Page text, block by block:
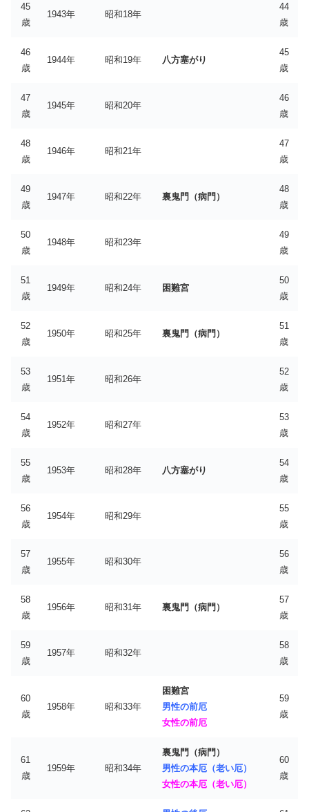
45
歳
1943年 昭和18年
44
歳
46
歳
1944年 昭和19年 八方塞がり
45
歳
47
歳
1945年 昭和20年
46
歳
48
歳
1946年 昭和21年
47
歳
49
歳
1947年 昭和22年 裏鬼門（病門）
48
歳
50
歳
1948年 昭和23年
49
歳
51
歳
1949年 昭和24年 困難宮
50
歳
52
歳
1950年 昭和25年 裏鬼門（病門）
51
歳
53
歳
1951年 昭和26年
52
歳
54
歳
1952年 昭和27年
53
歳
55
歳
1953年 昭和28年 八方塞がり
54
歳
56
歳
1954年 昭和29年
55
歳
57
歳
1955年 昭和30年
56
歳
58
歳
1956年 昭和31年 裏鬼門（病門）
57
歳
59
歳
1957年 昭和32年
58
歳
60
歳
1958年 昭和33年
困難宮
男性の前厄
女性の前厄
59
歳
61
歳
1959年 昭和34年
裏鬼門（病門）
男性の本厄（老い厄）
女性の本厄（老い厄）
60
歳